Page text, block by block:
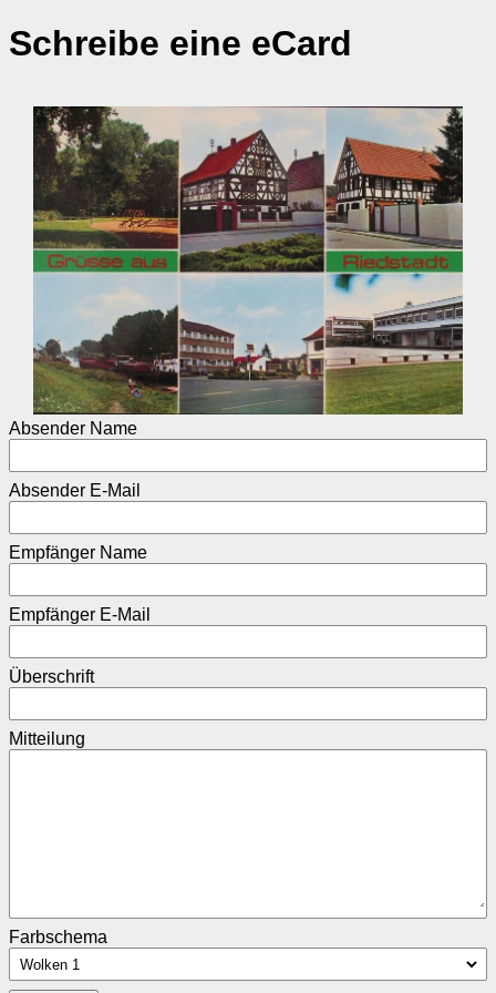
Schreibe eine eCard
Absender Name
Absender E-Mail
Empfänger Name
Empfänger E-Mail
Überschrift
Mitteilung
Farbschema